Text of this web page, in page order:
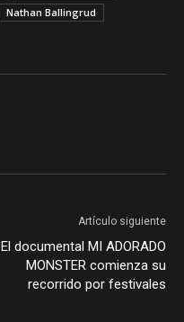
Nathan Ballingrud
Artículo siguiente
El documental MI ADORADO
MONSTER comienza su
recorrido por festivales